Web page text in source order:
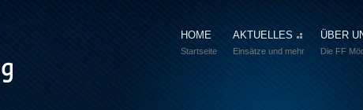
HOME
Startseite
AKTUELLES
Einsätze und mehr
ÜBER
Die FF